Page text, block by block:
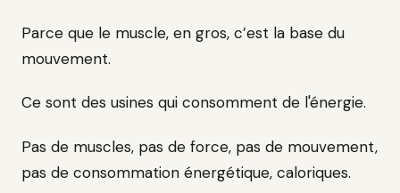
Parce que le muscle, en gros, c’est la base du
mouvement.
Ce sont des usines qui consomment de l'énergie.
Pas de muscles, pas de force, pas de mouvement,
pas de consommation énergétique, caloriques.